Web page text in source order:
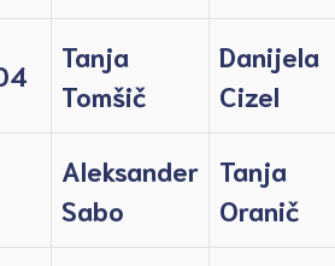
Tanja
Tomšič
Danijela
Cizel
Aleksander
Sabo
Tanja
Oranič